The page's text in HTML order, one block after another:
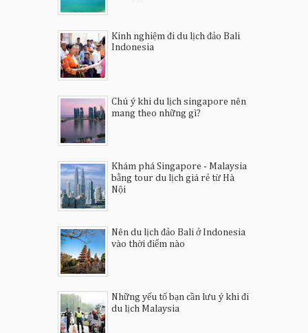
Kinh nghiệm đi du lịch đảo Bali
Indonesia
Chú ý khi du lịch singapore nên
mang theo những gì?
Khám phá Singapore - Malaysia
bằng tour du lịch giá rẻ từ Hà
Nội
Nên du lịch đảo Bali ở Indonesia
vào thời điểm nào
Những yếu tố bạn cần lưu ý khi đi
du lịch Malaysia